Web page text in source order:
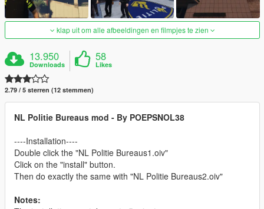
klap uit om alle afbeeldingen en filmpjes te zien
13.950
Downloads
58
Likes
2.79 / 5 sterren (12 stemmen)
NL Politie Bureaus mod - By POEPSNOL38
----Installation----
Double click the "NL Politie Bureaus1.oiv"
Click on the "install" button.
Then do exactly the same with "NL Politie Bureaus2.oiv"
Notes: